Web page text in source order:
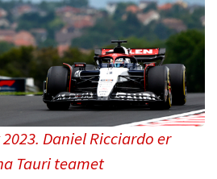
Daniel Ricciardo er
Tauri teamet